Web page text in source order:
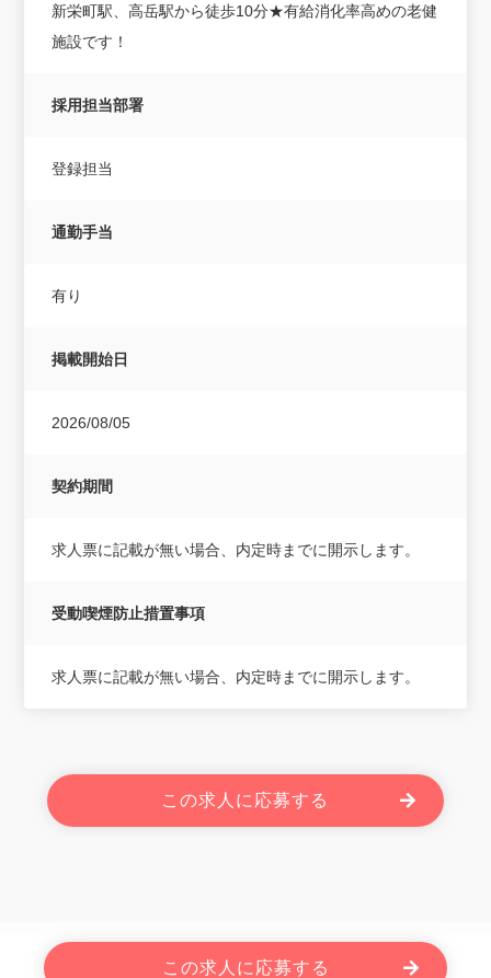
新栄町駅、高岳駅から徒歩10分★有給消化率高めの老健
施設です！
採用担当部署
登録担当
通勤手当
有り
掲載開始日
2026/08/05
契約期間
求人票に記載が無い場合、内定時までに開示します。
受動喫煙防止措置事項
求人票に記載が無い場合、内定時までに開示します。
この求人に応募する
この求人に応募する
Powered By JOBOLE.